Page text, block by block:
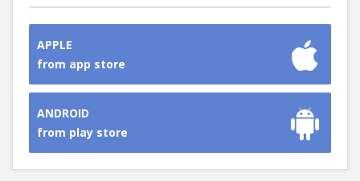
APPLE
from app store
ANDROID
from play store